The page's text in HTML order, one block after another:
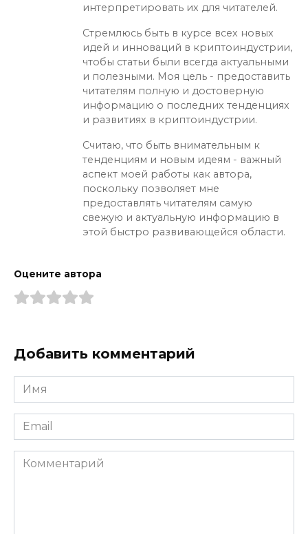
интерпретировать их для читателей.
Стремлюсь быть в курсе всех новых
идей и инноваций в криптоиндустрии,
чтобы статьи были всегда актуальными
и полезными. Моя цель - предоставить
читателям полную и достоверную
информацию о последних тенденциях
и развитиях в криптоиндустрии.
Считаю, что быть внимательным к
тенденциям и новым идеям - важный
аспект моей работы как автора,
поскольку позволяет мне
предоставлять читателям самую
свежую и актуальную информацию в
этой быстро развивающейся области.
Оцените автора
Добавить комментарий
Имя
*
Email
*
Комментарий